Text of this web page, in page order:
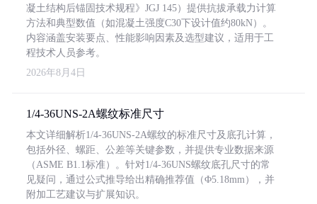
凝土结构后锚固技术规程》JGJ 145）提供抗拔承载力计算
方法和典型数值（如混凝土强度C30下设计值约80kN）。
内容涵盖安装要点、性能影响因素及选型建议，适用于工
程技术人员参考。
2026年8月4日
1/4-36UNS-2A螺纹标准尺寸
本文详细解析1/4-36UNS-2A螺纹的标准尺寸及底孔计算，
包括外径、螺距、公差等关键参数，并提供专业数据来源
（ASME B1.1标准）。针对1/4-36UNS螺纹底孔尺寸的常
见疑问，通过公式推导给出精确推荐值（Φ5.18mm），并
附加工艺建议与扩展知识。